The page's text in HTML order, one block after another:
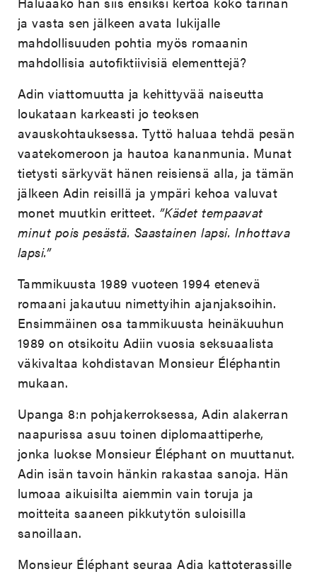
ja vasta sen jälkeen avata lukijalle
mahdollisuuden pohtia myös romaanin
mahdollisia autofiktiivisiä elementtejä?
Adin viattomuutta ja kehittyvää naiseutta
loukataan karkeasti jo teoksen
avauskohtauksessa. Tyttö haluaa tehdä pesän
vaatekomeroon ja hautoa kananmunia. Munat
tietysti särkyvät hänen reisiensä alla, ja tämän
jälkeen Adin reisillä ja ympäri kehoa valuvat
monet muutkin eritteet. ”Kädet tempaavat
minut pois pesästä. Saastainen lapsi. Inhottava
lapsi.”
Tammikuusta 1989 vuoteen 1994 etenevä
romaani jakautuu nimettyihin ajanjaksoihin.
Ensimmäinen osa tammikuusta heinäkuuhun
1989 on otsikoitu Adiin vuosia seksuaalista
väkivaltaa kohdistavan Monsieur Éléphantin
mukaan.
Upanga 8:n pohjakerroksessa, Adin alakerran
naapurissa asuu toinen diplomaattiperhe,
jonka luokse Monsieur Éléphant on muuttanut.
Adin isän tavoin hänkin rakastaa sanoja. Hän
lumoaa aikuisilta aiemmin vain toruja ja
moitteita saaneen pikkutytön suloisilla
sanoillaan.
Monsieur Éléphant seuraa Adia kattoterassille